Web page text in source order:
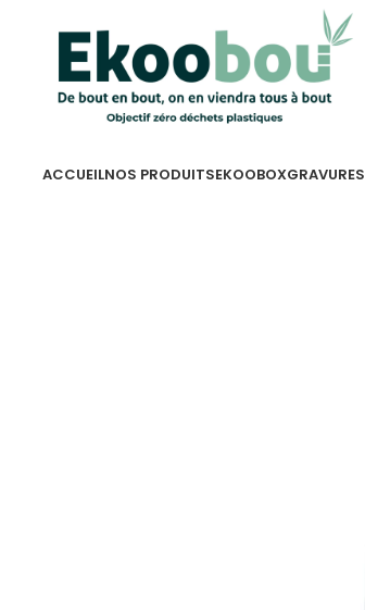
ACCUEILNOS PRODUITSEKOOBOXGRAVURES